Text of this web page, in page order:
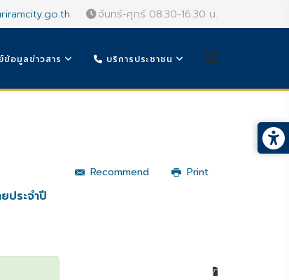
จันทร์-ศุกร์ 08.30-16.30 น.
ข้อมูลข่าวสาร บริการประชาชน
Recommend Print
ประจำปี